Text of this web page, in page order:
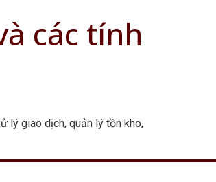
các tính
lý giao dịch, quản lý tồn kho,